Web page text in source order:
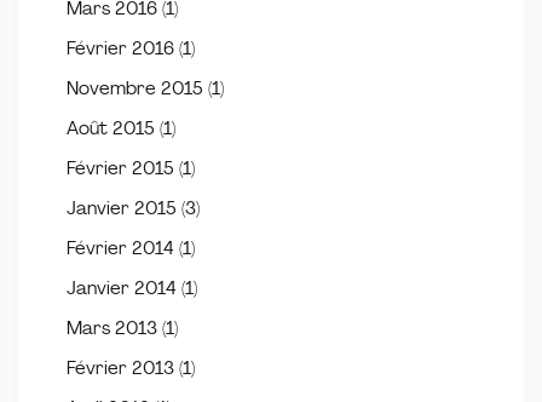
Mars 2016 (1)
Février 2016 (1)
Novembre 2015 (1)
Août 2015 (1)
Février 2015 (1)
Janvier 2015 (3)
Février 2014 (1)
Janvier 2014 (1)
Mars 2013 (1)
Février 2013 (1)